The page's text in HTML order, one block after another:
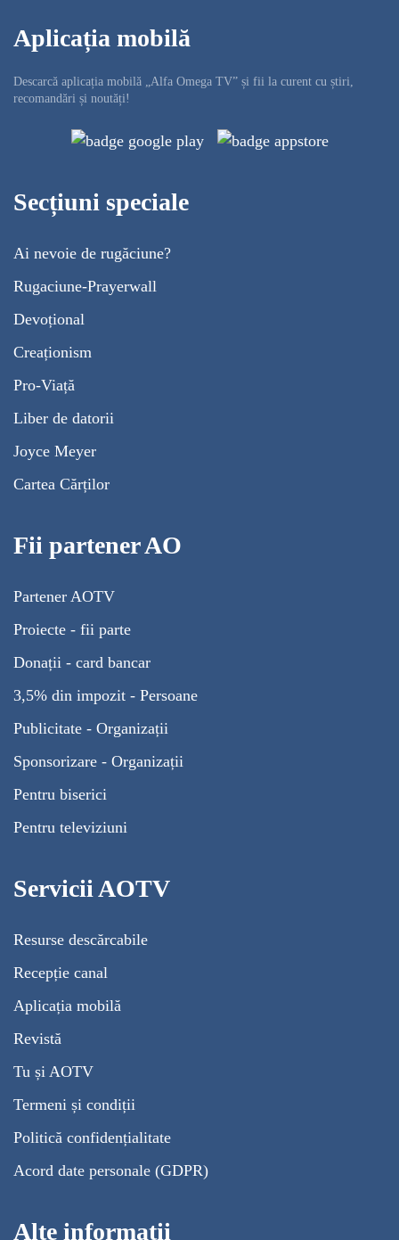
Aplicația mobilă
Descarcă aplicația mobilă „Alfa Omega TV” și fii la curent cu știri,
recomandări și noutăți!
Secțiuni speciale
Ai nevoie de rugăciune?
Rugaciune-Prayerwall
Devoțional
Creaționism
Pro-Viață
Liber de datorii
Joyce Meyer
Cartea Cărților
Fii partener AO
Partener AOTV
Proiecte - fii parte
Donații - card bancar
3,5% din impozit - Persoane
Publicitate - Organizații
Sponsorizare - Organizații
Pentru biserici
Pentru televiziuni
Servicii AOTV
Resurse descărcabile
Recepție canal
Aplicația mobilă
Revistă
Tu și AOTV
Termeni și condiții
Politică confidențialitate
Acord date personale (GDPR)
Alte informații